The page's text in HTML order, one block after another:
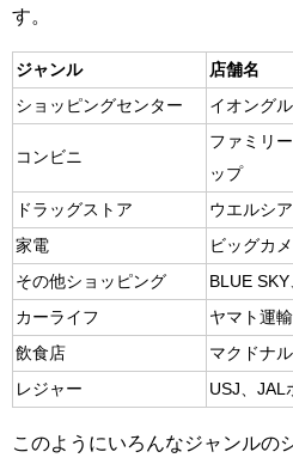
す。
ジャンル
店舗名
ショッピングセンター
イオング
コンビニ
ファミリ
ップ
ドラッグストア
ウエルシ
家電
ビッグカ
その他ショッピング
BLUE
カーライフ
ヤマト運
飲食店
マクドナ
レジャー
USJ、JAL
このようにいろんなジャンルの